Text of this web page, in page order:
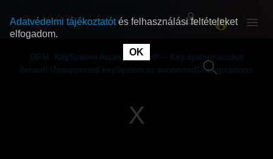
RÓLUNK
RÓLUNK
DRM: KeySystem Access Denied! -- Key system access
denied! Unsupported keySystem or supportedConfigurations.
Adatvédelmi tájékoztatótés felhasználási feltételeket
elfogadom.
OK